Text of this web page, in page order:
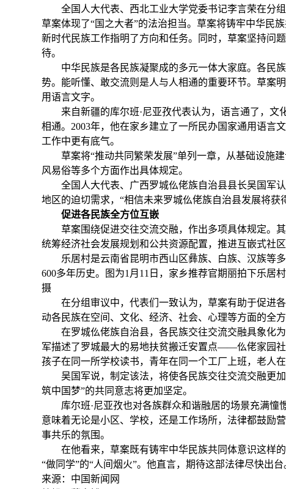
全国人大代表、西北工业大学党委书记李言荣在分组
草案体现了“国之大者”的法治担当。草案将铸牢中华民
新时代民族工作指明了方向和任务。同时，草案坚持问
待。
中华民族是各民族凝聚成的多元一体大家庭。各民族
势。能听懂、敢交流则是人与人相通的重要环节。草案
用语言文字。
来自新疆的库尔班·尼亚孜代表认为，语言通了，文
相通。2003年，他在家乡建立了一所民办国家通用语言
工作中更有底气。
草案将“推动共同繁荣发展”单列一章，从基础设施建
风易俗等多个方面作出具体规定。
全国人大代表、广西罗城仫佬族自治县县长吴国军认
地区的迫切需求，“相信未来罗城仫佬族自治县发展将获
促进各民族全方位互嵌
草案围绕促进交往交流交融，作出多项具体规定。其
统筹经济社会发展规划和公共资源配置，推进互嵌式社区
乐居村是云南省昆明市西山区彝族、白族、汉族等
600多年历史。图为1月11日，家乡推荐官期丽拍下乐居
摄
在分组审议中，代表们一致认为，草案有助于促进各
动各民族在空间、文化、经济、社会、心理等方面的全方
在罗城仫佬族自治县，各民族交往交流交融具象化为
军描述了罗城最大的易地扶贫搬迁安置点——仫佬家园
孩子在同一所学校读书，青年在同一个工厂上班，老人在
吴国军说，制定该法，将使各民族交往交流交融更加
筑中国梦”的共同意志将更加坚定。
库尔班·尼亚孜也对各族群众和谐融居的场景充满憧
意味着无论是小区、学校，还是工作场所，法律都鼓励
事共乐的氛围。
在他看来，草案既有铸牢中华民族共同体意识这样的
“做同学”的“人间烟火”。他直言，期待这部法律尽快出台
来源：中国新闻网